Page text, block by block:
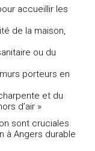
accueillir les
de la maison,
ou du
porteurs en
et du
d’air »
sont cruciales
à Angers durable